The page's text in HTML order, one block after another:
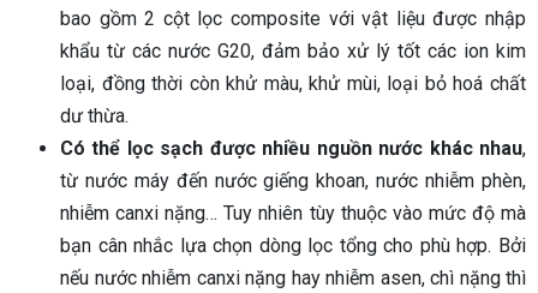
bao gồm 2 cột lọc composite với vật liệu được nhập
khẩu từ các nước G20, đảm bảo xử lý tốt các ion kim
loại, đồng thời còn khử màu, khử mùi, loại bỏ hoá chất
dư thừa.
Có thể lọc sạch được nhiều nguồn nước khác nhau,
từ nước máy đến nước giếng khoan, nước nhiễm phèn,
nhiễm canxi nặng… Tuy nhiên tùy thuộc vào mức độ mà
bạn cân nhắc lựa chọn dòng lọc tổng cho phù hợp. Bởi
nếu nước nhiễm canxi nặng hay nhiễm asen, chì nặng thì